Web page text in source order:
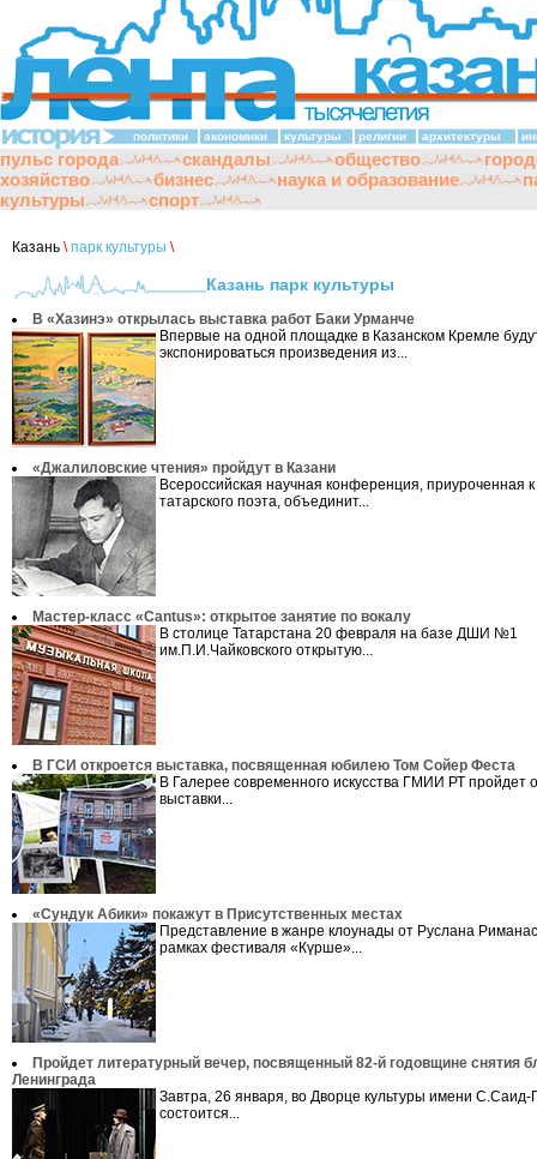
политики экономики культуры религии архитектуры
пульс города скандалы общество
хозяйство
бизнес наука и образование
культуры
спорт
Казань \ парк культуры \
Казань парк культуры
В «Хазинэ» открылась выставка работ Баки Урманче
Впервые на одной площадке в Казанском Кремле
экспонироваться произведения из...
«Джалиловские чтения» пройдут в Казани
Всероссийская научная конференция, приуроченная
татарского поэта, объединит...
Мастер-класс «Cantus»: открытое занятие по вокалу
В столице Татарстана 20 февраля на базе ДШИ №1
им.П.И.Чайковского открытую...
В ГСИ откроется выставка, посвященная юбилею Том Сойер Феста
В Галерее современного искусства ГМИИ РТ пройдет
выставки...
«Сундук Абики» покажут в Присутственных местах
Представление в жанре клоунады от Руслана
рамках фестиваля «Күрше»...
Пройдет литературный вечер, посвященный 82-й годовщине снятия
Ленинграда
Завтра, 26 января, во Дворце культуры имени С.Саид-
состоится...